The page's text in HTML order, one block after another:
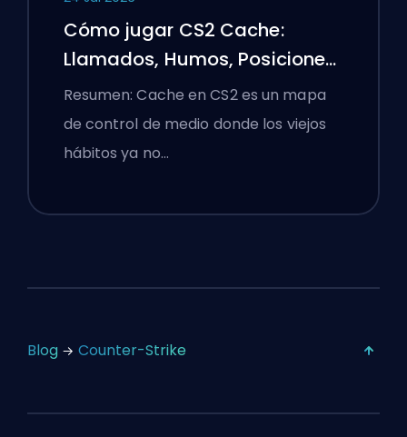
Cómo jugar CS2 Cache:
Llamados, Humos, Posiciones
y Consejos Premier
Resumen: Cache en CS2 es un mapa
de control de medio donde los viejos
hábitos ya no…
Blog Counter-Strike